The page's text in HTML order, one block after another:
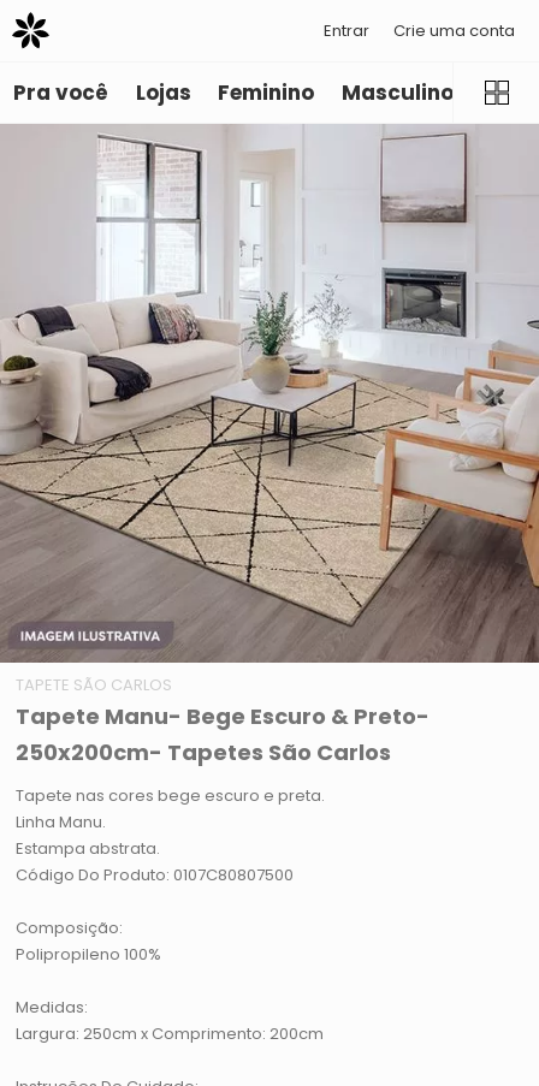
Entrar Crie uma conta
Pra você Lojas Feminino Masculino
TAPETE SÃO CARLOS
Tapete Manu- Bege Escuro & Preto-
250x200cm- Tapetes São Carlos
Tapete nas cores bege escuro e preta.
Linha Manu.
Estampa abstrata.
Código Do Produto: 0107C80807500
Composição:
Polipropileno 100%
Medidas:
Largura: 250cm x Comprimento: 200cm